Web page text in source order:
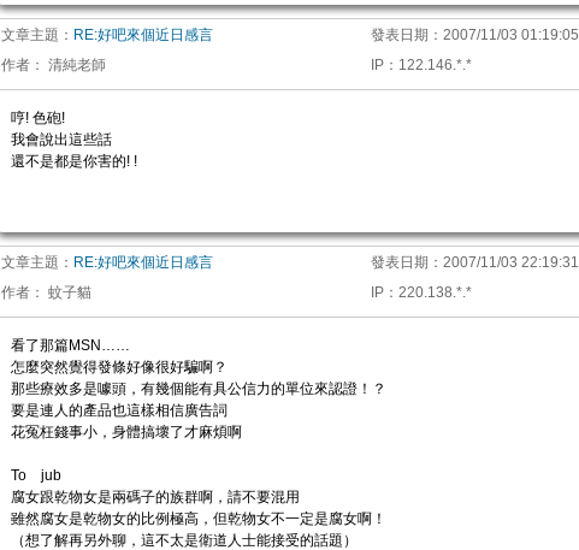
文章主題： RE:好吧來個近日感言 發表日期： 2007/11/03 01:19:05
作者： 清純老師 IP ： 122.146.*.*
哼! 色砲!
我會說出這些話
還不是都是你害的! !
文章主題： RE:好吧來個近日感言 發表日期： 2007/11/03 22:19:31
作者： 蚊子貓 IP ： 220.138.*.*
看了那篇MSN……
怎麼突然覺得發條好像很好騙啊？
那些療效多是噱頭，有幾個能有具公信力的單位來認證！？
要是連人的產品也這樣相信廣告詞
花冤枉錢事小，身體搞壞了才麻煩啊
To jub
腐女跟乾物女是兩碼子的族群啊，請不要混用
雖然腐女是乾物女的比例極高，但乾物女不一定是腐女啊！
（想了解再另外聊，這不太是衛道人士能接受的話題）